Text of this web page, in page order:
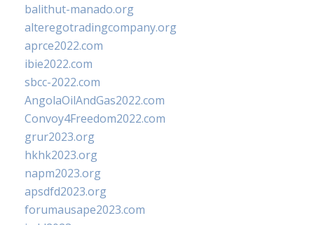
balithut-manado.org
alteregotradingcompany.org
aprce2022.com
ibie2022.com
sbcc-2022.com
AngolaOilAndGas2022.com
Convoy4Freedom2022.com
grur2023.org
hkhk2023.org
napm2023.org
apsdfd2023.org
forumausape2023.com